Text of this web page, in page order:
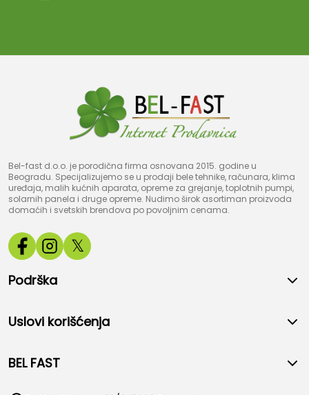
Bel-fast d.o.o. je porodična firma osnovana 2015. godine u
Beogradu. Specijalizujemo se u prodaji bele tehnike, računara, klima
uređaja, malih kućnih aparata, opreme za grejanje, toplotnih pumpi,
solarnih panela i druge opreme. Nudimo širok asortiman proizvoda
domaćih i svetskih brendova po povoljnim cenama.
𝕏
Podrška
Uslovi korišćenja
BEL FAST